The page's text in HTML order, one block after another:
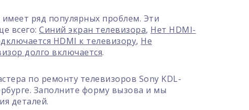
имеет ряд популярных проблем. Эти
всего:Синий экран телевизора, Нет HDMI-
HDMI к телевизору, Не
долго включается.
по ремонту телевизоров Sony KDL-
Заполните форму вызова и мы
деталей.